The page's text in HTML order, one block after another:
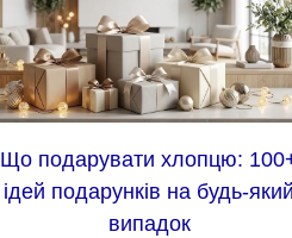
Що подарувати хлопцю:
ідей подарунків на будь-який
випадок